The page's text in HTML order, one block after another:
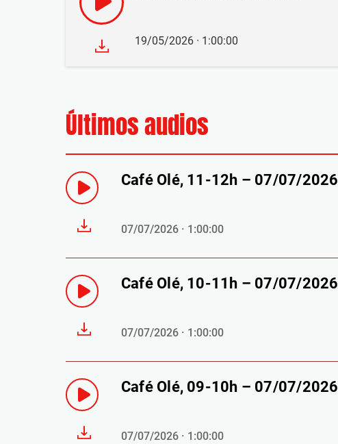
19/05/2026 · 1:00:00
Últimos audios
Café Olé, 11-12h – 07/07/2026
07/07/2026 · 1:00:00
Café Olé, 10-11h – 07/07/2026
07/07/2026 · 1:00:00
Café Olé, 09-10h – 07/07/2026
07/07/2026 · 1:00:00